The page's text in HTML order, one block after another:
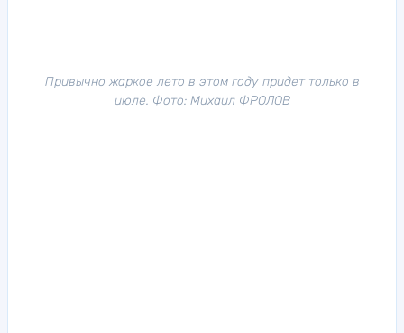
Привычно жаркое лето в этом году придет только в
июле. Фото: Михаил ФРОЛОВ